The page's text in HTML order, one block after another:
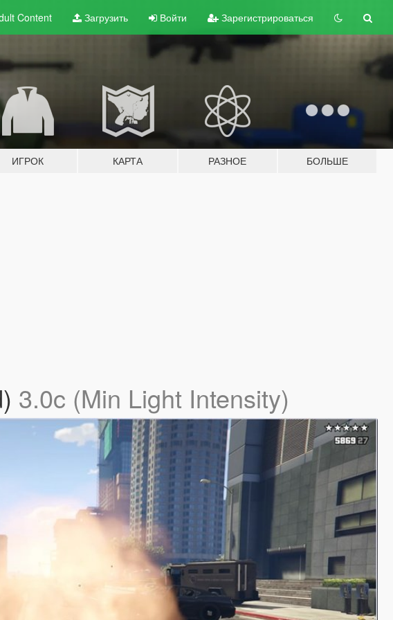
Content Загрузить Войти Зарегистрироваться
ИГРОК КАРТА РАЗНОЕ БОЛЬШЕ
3.0c (Min Light Intensity)